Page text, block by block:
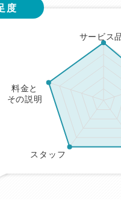
度
サービス
スタッフ
料金と
その説明